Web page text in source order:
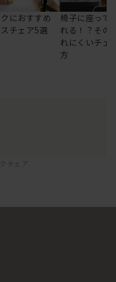
におすすめ
チェア5選
椅子に座って
れる！？その
れにくいチェ
方
チェア